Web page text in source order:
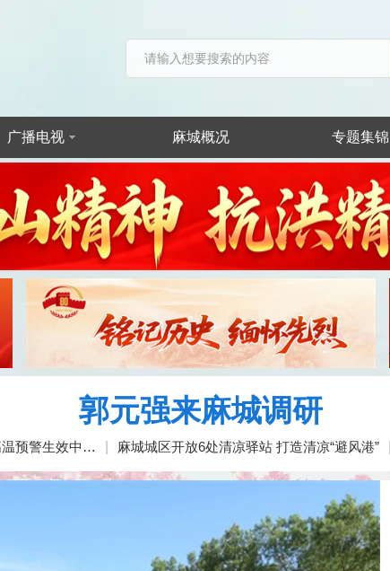
广播电视 麻城概况 专题集锦
郭元强来麻城调研
预警生效中… 麻城城区开放6处清凉驿站 打造清凉“避风港”